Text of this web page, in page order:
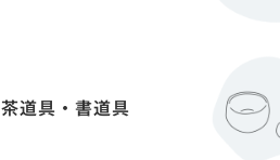
茶道具・書道具